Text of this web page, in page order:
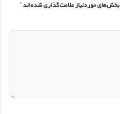
بخش‌های موردنیاز علامت‌گذاری شده‌اند*